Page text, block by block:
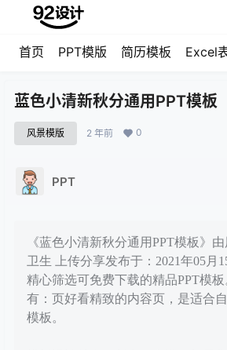
首页 PPT模版 简历模板 Excel
蓝色小清新秋分通用PPT模板
风景模版 2 年前 0
PPT
《蓝色小清新秋分通用PPT模板》
卫生 上传分享发布于：2021年05月
精心筛选可免费下载的精品PPT模
有：页好看精致的内容页，是适合
模板。